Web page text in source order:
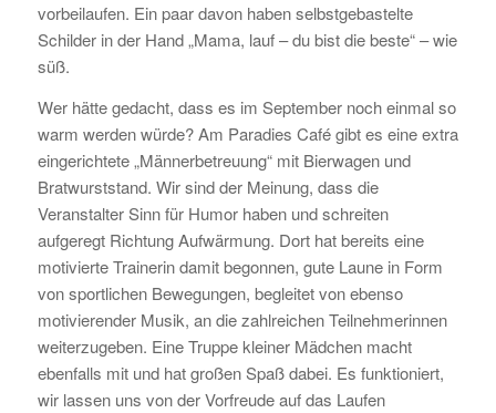
vorbeilaufen. Ein paar davon haben selbstgebastelte
Schilder in der Hand „Mama, lauf – du bist die beste“ – wie
süß.
Wer hätte gedacht, dass es im September noch einmal so
warm werden würde? Am Paradies Café gibt es eine extra
eingerichtete „Männerbetreuung“ mit Bierwagen und
Bratwurststand. Wir sind der Meinung, dass die
Veranstalter Sinn für Humor haben und schreiten
aufgeregt Richtung Aufwärmung. Dort hat bereits eine
motivierte Trainerin damit begonnen, gute Laune in Form
von sportlichen Bewegungen, begleitet von ebenso
motivierender Musik, an die zahlreichen Teilnehmerinnen
weiterzugeben. Eine Truppe kleiner Mädchen macht
ebenfalls mit und hat großen Spaß dabei. Es funktioniert,
wir lassen uns von der Vorfreude auf das Laufen